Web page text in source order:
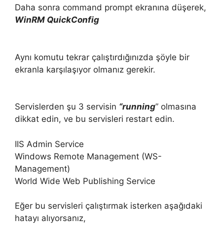
Daha sonra command prompt ekranına düşerek,
WinRM QuickConfig
Aynı komutu tekrar çalıştırdığınızda şöyle bir
ekranla karşılaşıyor olmanız gerekir.
Servislerden şu 3 servisin “running” olmasına
dikkat edin, ve bu servisleri restart edin.
IIS Admin Service
Windows Remote Management (WS-
Management)
World Wide Web Publishing Service
Eğer bu servisleri çalıştırmak isterken aşağıdaki
hatayı alıyorsanız,